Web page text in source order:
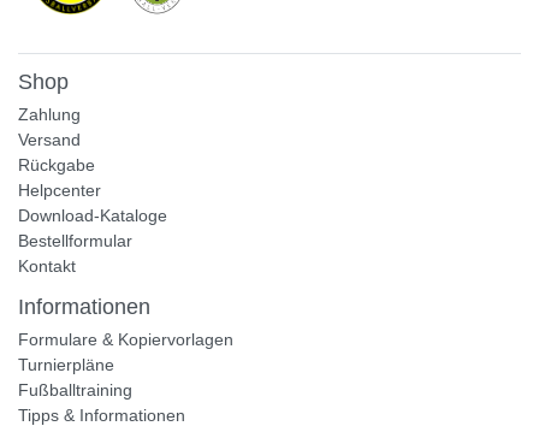
Shop
Zahlung
Versand
Rückgabe
Helpcenter
Download-Kataloge
Bestellformular
Kontakt
Informationen
Formulare & Kopiervorlagen
Turnierpläne
Fußballtraining
Tipps & Informationen